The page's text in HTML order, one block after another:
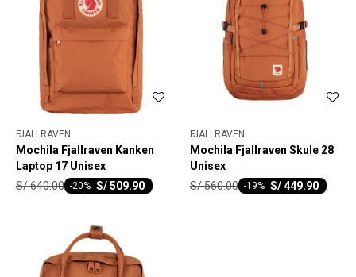
FJALLRAVEN
Mochila Fjallraven Kanken
Laptop 17 Unisex
S/509.90
-20
S/640.00
FJALLRAVEN
Mochila Fjallraven Skule 28
Unisex
S/449.90
-19
S/560.00